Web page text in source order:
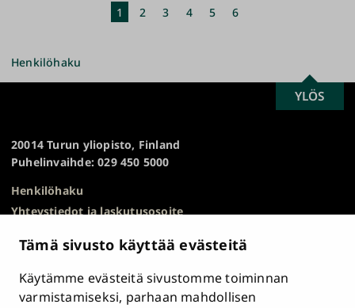
Tämä sivusto käyttää evästeitä
Käytämme evästeitä sivustomme toiminnan
varmistamiseksi, parhaan mahdollisen
sivu
sivu
Nykyinen
1 Sivu
2 Sivu
3 Sivu
4 Sivu
5 Sivu
6
Henkilöhaku
20014 Turun yliopisto, Finland
Puhelinvaihde: 029 450 5000
Henkilöhaku
Yhteystiedot ja laskutusosoite
HR Excellence in Research
Tietosuojailmoitus
Asiakirjajulkisuuskuvaus ja tietopyynnöt
SCROLL
TO
YLÖS